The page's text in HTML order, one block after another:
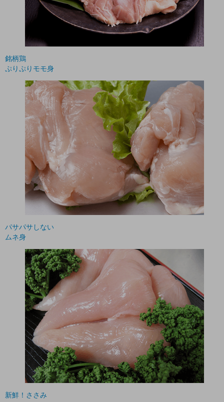
銘柄鶏
ぷりぷりモモ身
パサパサしない
ムネ身
新鮮！ささみ